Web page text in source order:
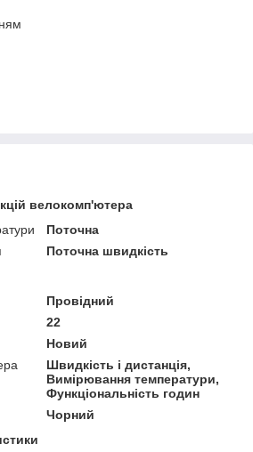
велокомп'ютера
Поточна
Поточна швидкість
Провідний
22
Новий
Швидкість і дистанція,
Вимірювання температури,
Функціональність годин
Чорний